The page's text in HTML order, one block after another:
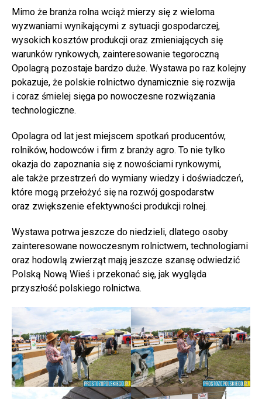
Mimo że branża rolna wciąż mierzy się z wieloma
wyzwaniami wynikającymi z sytuacji gospodarczej,
wysokich kosztów produkcji oraz zmieniających się
warunków rynkowych, zainteresowanie tegoroczną
Opolagrą pozostaje bardzo duże. Wystawa po raz kolejny
pokazuje, że polskie rolnictwo dynamicznie się rozwija
i coraz śmielej sięga po nowoczesne rozwiązania
technologiczne.
Opolagra od lat jest miejscem spotkań producentów,
rolników, hodowców i firm z branży agro. To nie tylko
okazja do zapoznania się z nowościami rynkowymi,
ale także przestrzeń do wymiany wiedzy i doświadczeń,
które mogą przełożyć się na rozwój gospodarstw
oraz zwiększenie efektywności produkcji rolnej.
Wystawa potrwa jeszcze do niedzieli, dlatego osoby
zainteresowane nowoczesnym rolnictwem, technologiami
oraz hodowlą zwierząt mają jeszcze szansę odwiedzić
Polską Nową Wieś i przekonać się, jak wygląda
przyszłość polskiego rolnictwa.